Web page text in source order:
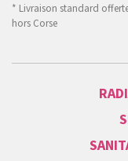
* Livraison standard
hors Corse